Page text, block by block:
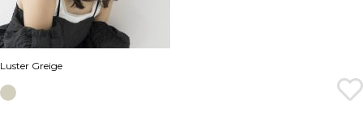
Luster Greige